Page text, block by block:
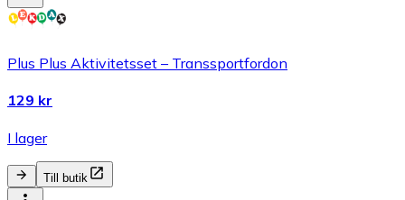
Plus Plus Aktivitetsset – Transsportfordon
129 kr
I lager
Till butik